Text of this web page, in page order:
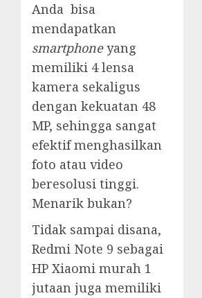
Anda bisa
mendapatkan
smartphoneyang
memiliki 4 lensa
kamera sekaligus
dengan kekuatan 48
MP, sehingga sangat
efektif menghasilkan
foto atau video
beresolusi tinggi.
Menarik bukan?
Tidak sampai disana,
Redmi Note 9 sebagai
HP Xiaomi murah 1
jutaan juga memiliki